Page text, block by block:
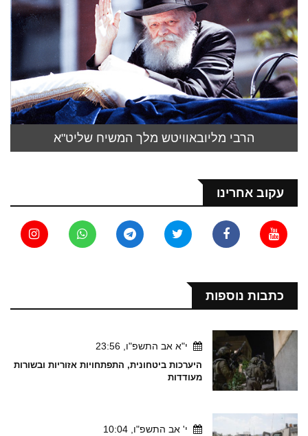
הרבי מליובאוויטש מלך המשיח שליט"א
עקוב אחרינו
כתבות נוספות
י"א אב התשפ"ו, 23:56
היערכות ביטחונית, התפתחויות אזוריות ובשורות
מעודדות
י' אב התשפ"ו, 10:04